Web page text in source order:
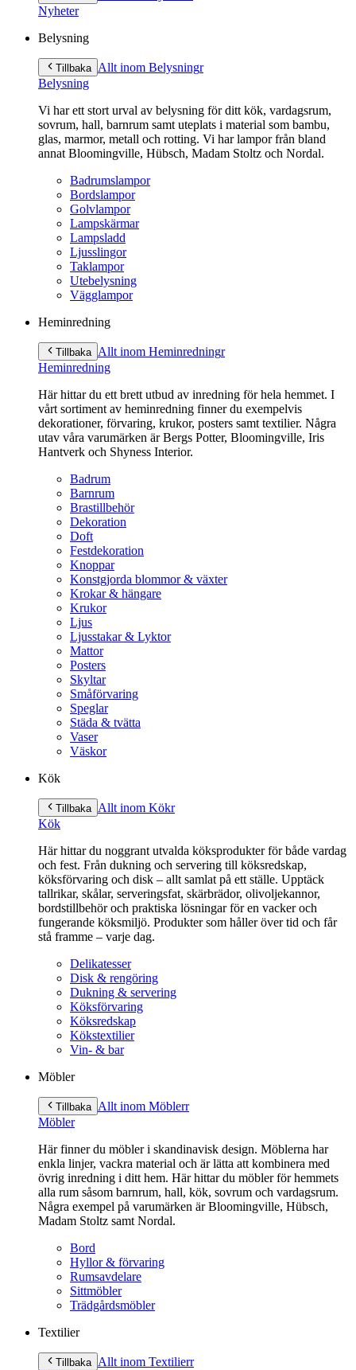
innehållNyheter
Belysning
Tillbaka Allt inom Belysningr
Belysning
Vi har ett stort urval av belysning för ditt kök, vardagsrum,
sovrum, hall, barnrum samt uteplats i material som bambu,
glas, marmor, metall och rotting. Vi har lampor från bland
annat Bloomingville, Hübsch, Madam Stoltz och Nordal.
Badrumslampor
Bordslampor
Golvlampor
Lampskärmar
Lampsladd
Ljusslingor
Taklampor
Utebelysning
Vägglampor
Heminredning
Tillbaka Allt inom Heminredningr
Heminredning
Här hittar du ett brett utbud av inredning för hela hemmet. I
vårt sortiment av heminredning finner du exempelvis
dekorationer, förvaring, krukor, posters samt textilier. Några
utav våra varumärken är Bergs Potter, Bloomingville, Iris
Hantverk och Shyness Interior.
Badrum
Barnrum
Brastillbehör
Dekoration
Doft
Festdekoration
Knoppar
Konstgjorda blommor & växter
Krokar & hängare
Krukor
Ljus
Ljusstakar & Lyktor
Mattor
Posters
Skyltar
Småförvaring
Speglar
Städa & tvätta
Vaser
Väskor
Kök
Tillbaka Allt inom Kökr
Kök
Här hittar du noggrant utvalda köksprodukter för både vardag
och fest. Från dukning och servering till köksredskap,
köksförvaring och disk – allt samlat på ett ställe. Upptäck
tallrikar, skålar, serveringsfat, skärbrädor, olivoljekannor,
bordstillbehör och praktiska lösningar för en vacker och
fungerande köksmiljö. Produkter som håller över tid och får
stå framme – varje dag.
Delikatesser
Disk & rengöring
Dukning & servering
Köksförvaring
Köksredskap
Kökstextilier
Vin- & bar
Möbler
Tillbaka Allt inom Möblerr
Möbler
Här finner du möbler i skandinavisk design. Möblerna har
enkla linjer, vackra material och är lätta att kombinera med
övrig inredning i ditt hem. Här hittar du möbler för hemmets
alla rum såsom barnrum, hall, kök, sovrum och vardagsrum.
Några exempel på varumärken är Bloomingville, Hübsch,
Madam Stoltz samt Nordal.
Bord
Hyllor & förvaring
Rumsavdelare
Sittmöbler
Trädgårdsmöbler
Textilier
Tillbaka Allt inom Textilierr